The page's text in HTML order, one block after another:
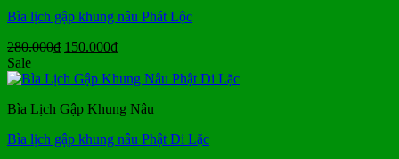
Bìa lịch gập khung nâu Phát Lộc
280.000₫ Giá
là:
150.000₫Giá
tại
150.000₫.
Sale
Bìa Lịch Gập Khung Nâu
Bìa lịch gập khung nâu Phật Di Lặc